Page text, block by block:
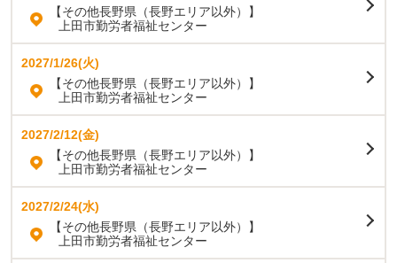
【その他長野県（長野エリア以外）】
上田市勤労者福祉センター
2027/1/26(火)
【その他長野県（長野エリア以外）】
上田市勤労者福祉センター
2027/2/12(金)
【その他長野県（長野エリア以外）】
上田市勤労者福祉センター
2027/2/24(水)
【その他長野県（長野エリア以外）】
上田市勤労者福祉センター